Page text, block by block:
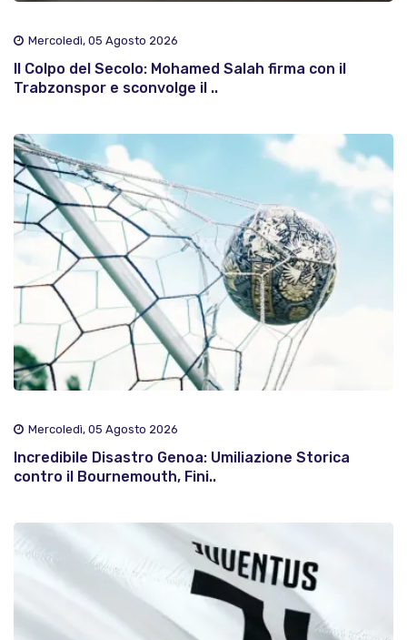
Mercoledì, 05 Agosto 2026
Il Colpo del Secolo: Mohamed Salah firma con il
Trabzonspor e sconvolge il ..
Mercoledì, 05 Agosto 2026
Incredibile Disastro Genoa: Umiliazione Storica
contro il Bournemouth, Fini..